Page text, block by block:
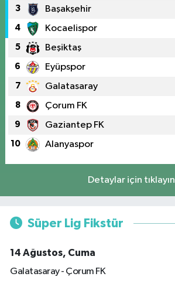
3 Başakşehir
4 Kocaelispor
5 Beşiktaş
6 Eyüpspor
7 Galatasaray
8 Çorum FK
9 Gaziantep FK
10 Alanyaspor
Detaylar için tıklayın
Süper Lig Fikstür
14 Ağustos, Cuma
Galatasaray - Çorum FK